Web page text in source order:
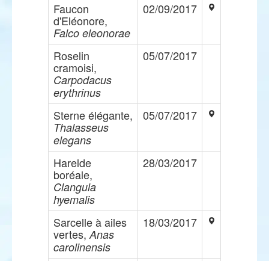
Faucon
d'Eléonore,
Falco eleonorae
02/09/2017
Roselin
cramoisi,
Carpodacus
erythrinus
05/07/2017
Sterne élégante,
Thalasseus
elegans
05/07/2017
Harelde
boréale,
Clangula
hyemalis
28/03/2017
Sarcelle à ailes
vertes, Anas
carolinensis
18/03/2017